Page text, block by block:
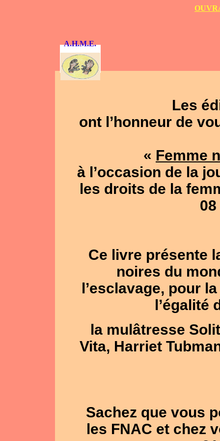
A.H.M.E.
Les
ont l’honneur de
« Femme
à l’occasion de la
les droits de la
Ce livre présente
noires du
l’esclavage, pour
l’égalité
la mulâtresse
Vita, Harriet
Sachez que vous
les FNAC et chez